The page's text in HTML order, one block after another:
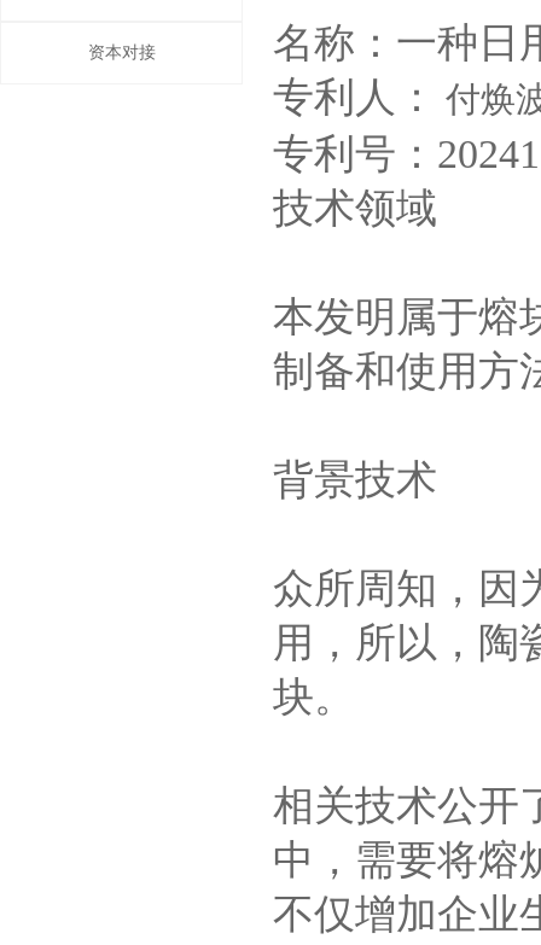
资本对接
名称：一种日
专利人：
付焕
专利号：
技术领域
本发明属于熔
制备和使用方
背景技术
众所周知，因
用，所以，陶
块。
相关技术公开
中，需要将熔
不仅增加企业